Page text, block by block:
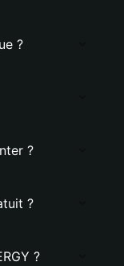
?
?
?
?